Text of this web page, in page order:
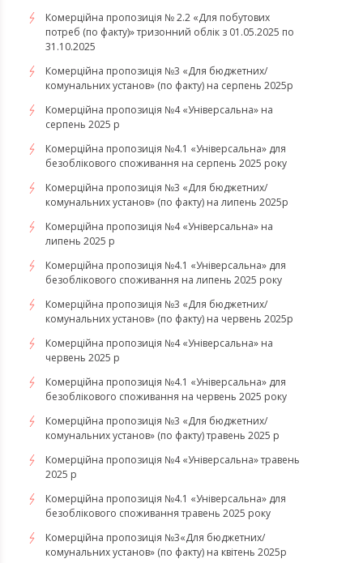
Комерційна пропозиція № 2.2 «Для побутових
потреб (по факту)» тризонний облік з 01.05.2025 по
31.10.2025
Комерційна пропозиція №3 «Для бюджетних/
комунальних установ» (по факту) на серпень 2025р
Комерційна пропозиція №4 «Універсальна» на
серпень 2025 р
Комерційна пропозиція №4.1 «Універсальна» для
безоблікового споживання на серпень 2025 року
Комерційна пропозиція №3 «Для бюджетних/
комунальних установ» (по факту) на липень 2025р
Комерційна пропозиція №4 «Універсальна» на
липень 2025 р
Комерційна пропозиція №4.1 «Універсальна» для
безоблікового споживання на липень 2025 року
Комерційна пропозиція №3 «Для бюджетних/
комунальних установ» (по факту) на червень 2025р
Комерційна пропозиція №4 «Універсальна» на
червень 2025 р
Комерційна пропозиція №4.1 «Універсальна» для
безоблікового споживання на червень 2025 року
Комерційна пропозиція №3 «Для бюджетних/
комунальних установ» (по факту) травень 2025 р
Комерційна пропозиція №4 «Універсальна» травень
2025 р
Комерційна пропозиція №4.1 «Універсальна» для
безоблікового споживання травень 2025 року
Комерційна пропозиція №3«Для бюджетних/
комунальних установ» (по факту) на квітень 2025р